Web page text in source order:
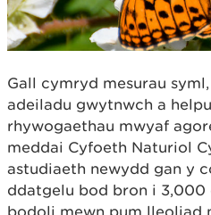
Gall cymryd mesurau
adeiladu gwytnwch a
rhywogaethau mwyaf
meddai Cyfoeth Naturiol
astudiaeth newydd gan y
ddatgelu bod bron i 3,000
bodoli mewn pum lleoliad